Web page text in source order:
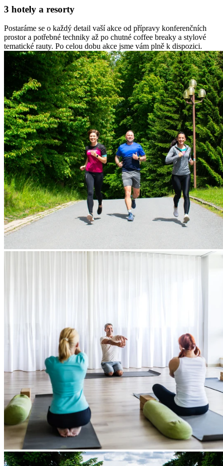
3 hotely a resorty
Postaráme se o každý detail vaší akce od přípravy konferenčních
prostor a potřebné techniky až po chutné coffee breaky a stylové
tematické rauty. Po celou dobu akce jsme vám plně k dispozici.